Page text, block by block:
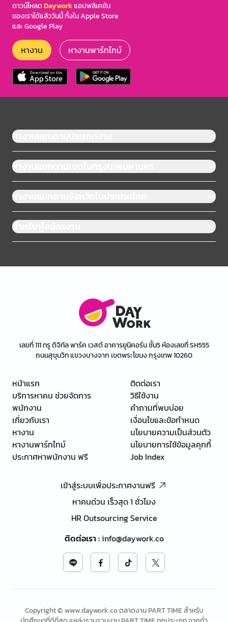
ดาวน์โหลดDayworkแอปพลิเคชัน
ของเราได้แล้ววันนี้ ทั้งใน Apple Store
และ Google Play
หางาน หางานพาร์ทไทม์
หางานแยกตามประเภทงาน
หางานแยกตามเขตในกรุงเทพมหานคร
หางานแยกตามจังหวัดในประเทศไทย
สำหรับผู้สมัครงาน
เลขที่ 111 ทรู ดิจิทัล พาร์ค เวสต์ อาคารยูนิคอร์น ชั้น5 ห้องเลขที่ SH555
ถนนสุขุมวิท แขวงบางจาก เขตพระโขนง กรุงเทพ 10260
หน้าแรก
บริการหาคน ช่วยจัดการ
พนักงาน
เกี่ยวกับเรา
หางาน
หางานพาร์ทไทม์
ประกาศหาพนักงาน ฟรี
ติดต่อเรา
วิธีใช้งาน
คำถามที่พบบ่อย
เงื่อนไขและข้อกำหนด
นโยบายความเป็นส่วนตัว
นโยบายการใช้ข้อมูลคุกกี้
Job Index
เข้าสู่ระบบเพื่อประกาศงานฟรี
หาคนด่วน เร็วสุด 1 ชั่วโมง
HR Outsourcing Service
ติดต่อเรา:info@daywork.co
Copyright © www.daywork.co ตลาดงาน PART TIME สำหรับ